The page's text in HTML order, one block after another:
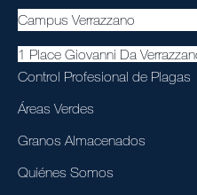
Campus Verrazzano
1 Place Giovanni Da
Control Profesional de Plagas
Áreas Verdes
Granos Almacenados
Quiénes Somos